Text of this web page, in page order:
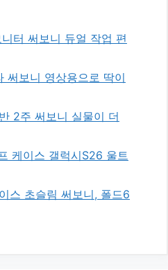
터 써보니 듀얼 작업 편
써보니 영상용으로 딱이
2주 써보니 실물이 더
케이스 갤럭시S26 울트
스 초슬림 써보니, 폴드6